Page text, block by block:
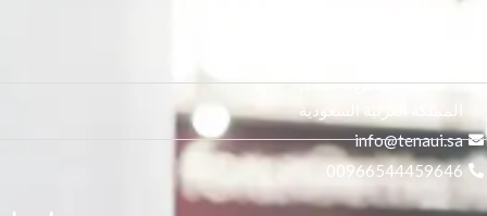
النور, الرياض 14271,
المملكة العربية السعودية
info@tenaui.sa
00966544459646